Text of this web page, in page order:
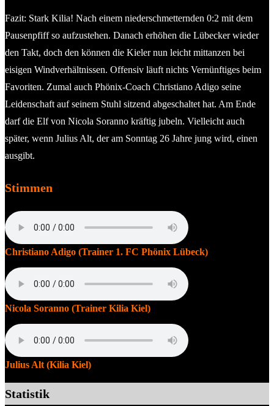
Fazit: Stark Kilia! Nach einem niederschmetternden 0:2 mit dem
Pausenpfiff so aufzustehen. Danach erhöhen die Lübecker wieder
den Takt, doch den können die Kieler nun leicht mittanzen bei
eisigen Windverhältnissen. Offensiv läuft nichts Vernünftiges beim
Favoriten. Zumal auch Phönix-Coach Christiano Adigo seine
Leidenschaft auf seinem Stuhl sitzend abgeschaltet hat. Am Ende
darf die Elf von Nicola Soranno kräftig jubeln. Vielleicht auch
später, wenn Julius Alt, der am Sonntag 26 Jahre jung wird, einen
ausgibt.
Stimmen
Christiano Adigo (Trainer 1. FC Phönix Lübeck)
Nicola Soranno (Trainer Kilia Kiel)
Julius Alt (Kilia Kiel)
Statistik